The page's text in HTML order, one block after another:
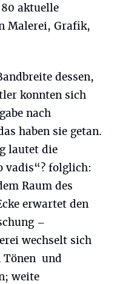
aktuelle
Malerei, Grafik,
dessen,
konnten sich
nach
haben sie getan.
lautet die
vadis“? folglich:
Raum des
erwartet den
–
wechselt sich
Tönen und
weite